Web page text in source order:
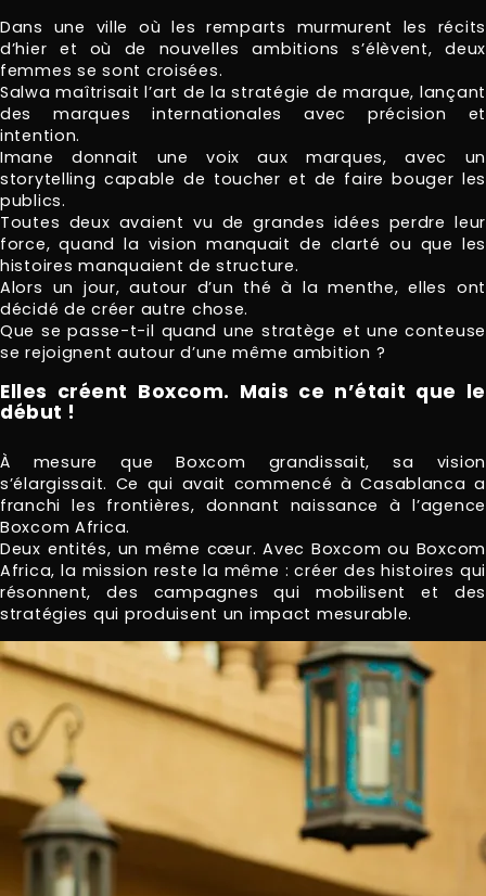
Dans une ville où les remparts murmurent les récits
d’hier et où de nouvelles ambitions s’élèvent, deux
femmes se sont croisées.
Salwa maîtrisait l’art de la stratégie de marque, lançant
des marques internationales avec précision et
intention.
Imane donnait une voix aux marques, avec un
storytelling capable de toucher et de faire bouger les
publics.
Toutes deux avaient vu de grandes idées perdre leur
force, quand la vision manquait de clarté ou que les
histoires manquaient de structure.
Alors un jour, autour d’un thé à la menthe, elles ont
décidé de créer autre chose.
Que se passe-t-il quand une stratège et une conteuse
se rejoignent autour d’une même ambition ?
Elles créent Boxcom. Mais ce n’était que le
début !
À mesure que Boxcom grandissait, sa vision
s’élargissait. Ce qui avait commencé à Casablanca a
franchi les frontières, donnant naissance à l’agence
Boxcom Africa.
Deux entités, un même cœur. Avec Boxcom ou Boxcom
Africa, la mission reste la même : créer des histoires qui
résonnent, des campagnes qui mobilisent et des
stratégies qui produisent un impact mesurable.